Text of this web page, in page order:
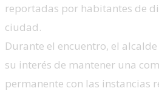
reportadas por habitantes de
ciudad.
Durante el encuentro, el
su interés de mantener una
permanente con las instancias